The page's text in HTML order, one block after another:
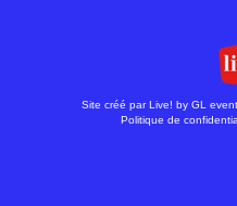
Site créé par Live! by GL
Politique de
Copyright ©